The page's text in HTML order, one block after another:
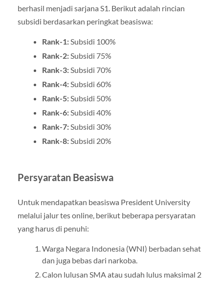
berhasil menjadi sarjana S1. Berikut adalah rincian
subsidi berdasarkan peringkat beasiswa:
Rank-1:Subsidi 100%
Rank-2:Subsidi 75%
Rank-3:Subsidi 70%
Rank-4:Subsidi 60%
Rank-5:Subsidi 50%
Rank-6:Subsidi 40%
Rank-7:Subsidi 30%
Rank-8:Subsidi 20%
Persyaratan Beasiswa
Untuk mendapatkan beasiswa President University
melalui jalur tes online, berikut beberapa persyaratan
yang harus di penuhi:
Warga Negara Indonesia (WNI) berbadan sehat
dan juga bebas dari narkoba.
Calon lulusan SMA atau sudah lulus maksimal 2